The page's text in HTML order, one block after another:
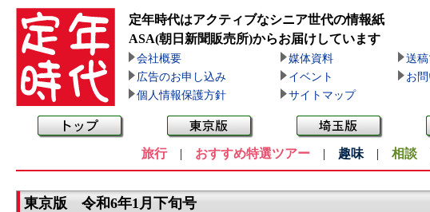
定年時代はアクティブなシニア世代の情報紙
ASA(朝日新聞販売所)からお届けしています
会社概要 媒体資料
送
広告のお申し込み
イベント
お
個人情報保護方針
サイトマップ
旅行| おすすめ特選ツアー | 趣味 | 相談
東京版 令和6年1月下旬号